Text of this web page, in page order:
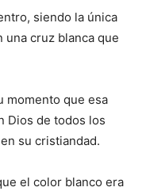
siendo la única
una cruz blanca que
momento que esa
Dios de todos los
su cristiandad.
el color blanco era